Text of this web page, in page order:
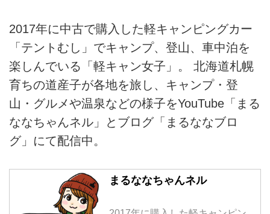
2017年に中古で購入した軽キャンピングカー
「テントむし」でキャンプ、登山、車中泊を
楽しんでいる「軽キャン女子」。 北海道札幌
育ちの道産子が各地を旅し、キャンプ・登
山・グルメや温泉などの様子をYouTube「まる
ななちゃんネル」とブログ「まるななブロ
グ」にて配信中。
まるななちゃんネル